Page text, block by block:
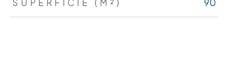
SUPERFICIE (M²) 90